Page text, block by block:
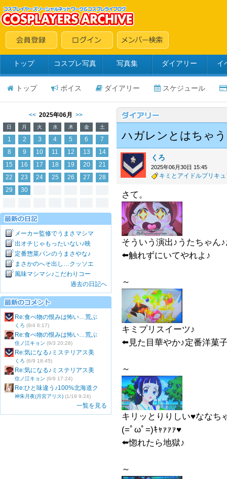
トップ コスプレ写真 写真集 ダイアリー イ
トップ ボイス ダイアリー スケジュール
<< 2025年06月 >>
日 月 火 水 木 金 土
1 2 3 4 5 6
7
8
9 10 11 12 13
14
15
16 17 18 19 20
21
22
23 24 25 26 27
28
29
30
メーカー監修でうまさマシマ
出オチじゃもったいない♪映
定番惣菜パンのうまさやな♪
まさかのへそ出し…クッソエ
風味マシマシ♪こだわりコー
過去の日記へ
Re:食べ物の恨みは怖い…荒ぶ
くろ (9/4 6:17)
Re:食べ物の恨みは怖い…荒ぶ
住ノ江キョン (9/3 20:28)
Re:気になる♪ミステリアス美
くろ (6/9 18:45)
Re:気になる♪ミステリアス美
住ノ江キョン (6/9 17:24)
Re:ひと味違う♪100%北海道ク
神朱月夜(月宮アリス) (1/19 9:24)
一覧を見る
ハガレンとはちゃ
くろ
2025年06月30日 15:45
キミとアイドルプリキュ
さて。
そういう演出♪うたちゃん
⬅️触れずにいてやれよ♪
～
キミプリスイーツ♪
⬅️見た目華やか♪定番洋菓
～
キリッとりりしい♥️ななち
(=ﾟωﾟ=)ｷｬｧｧｧ♥️
⬅️惚れたら地獄♪
～